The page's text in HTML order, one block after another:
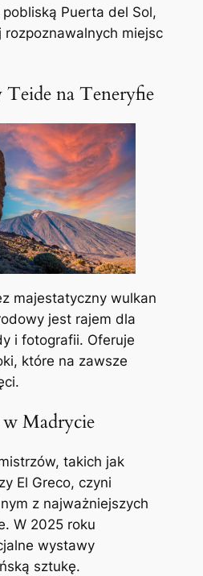
Puerta del Sol,
miejsc
na Teneryfie
majestatyczny wulkan
jest rajem dla
i fotografii. Oferuje
które na zawsze
Madrycie
takich jak
El Greco, czyni
z najważniejszych
W 2025 roku
wystawy
sztukę.